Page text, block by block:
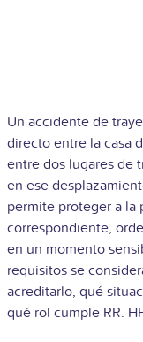
Un accidente de
directo entre la casa
entre dos lugares de
en ese
permite proteger a la
correspondiente,
en un momento
requisitos se
acreditarlo, qué
qué rol cumple RR.